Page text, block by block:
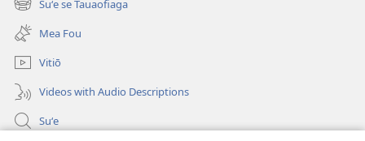
isi
polokalame)
Suʻe se Tauaofiaga
(tatala
se
isi
polokalame)
Mea Fou
Vitiō
Videos with Audio Descriptions
Suʻe